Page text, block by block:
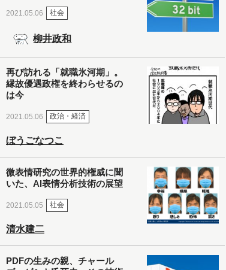
2021.05.06 社会
柳井政和
再び訪れる「就職氷河期」。
縁故優遇政権を終わらせるの
は今
2021.05.06 政治・経済
ぼうごなつこ
微表情研究の世界的権威に聞
いた、AI表情分析技術の展望
2021.05.05 社会
清水建二
PDFの生みの親、チャール